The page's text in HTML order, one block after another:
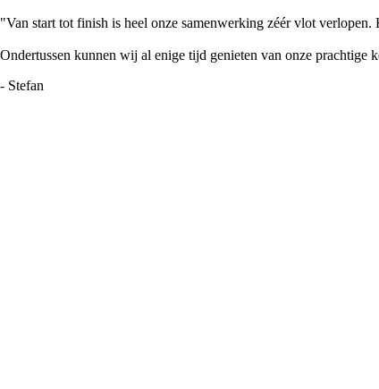
"Van start tot finish is heel onze samenwerking zéér vlot
Ondertussen kunnen wij al enige tijd genieten van onze
- Stefan